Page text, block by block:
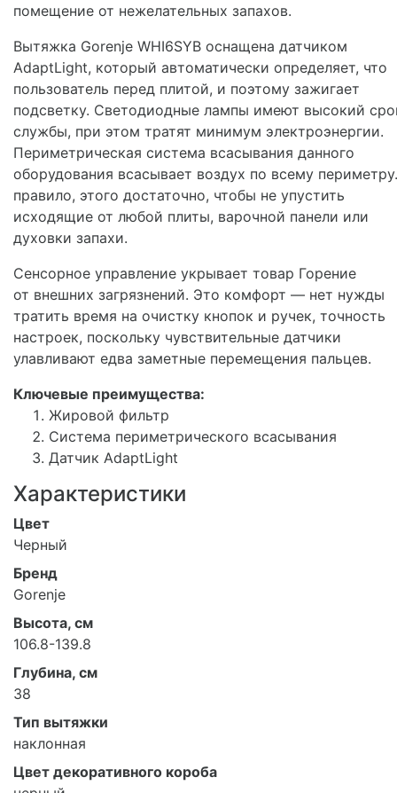
помещение от нежелательных запахов.
Вытяжка Gorenje WHI6SYB оснащена датчиком
AdaptLight, который автоматически определяет, что
пользователь перед плитой, и поэтому зажигает
подсветку. Светодиодные лампы имеют высокий
службы, при этом тратят минимум электроэнергии.
Периметрическая система всасывания данного
оборудования всасывает воздух по всему
правило, этого достаточно, чтобы не упустить
исходящие от любой плиты, варочной панели или
духовки запахи.
Сенсорное управление укрывает товар Горение
от внешних загрязнений. Это комфорт — нет нужды
тратить время на очистку кнопок и ручек, точность
настроек, поскольку чувствительные датчики
улавливают едва заметные перемещения пальцев.
Ключевые преимущества:
Жировой фильтр
Система периметрического всасывания
Датчик AdaptLight
Характеристики
Цвет
Черный
Бренд
Gorenje
Высота, см
106.8-139.8
Глубина, см
38
Тип вытяжки
наклонная
Цвет декоративного короба